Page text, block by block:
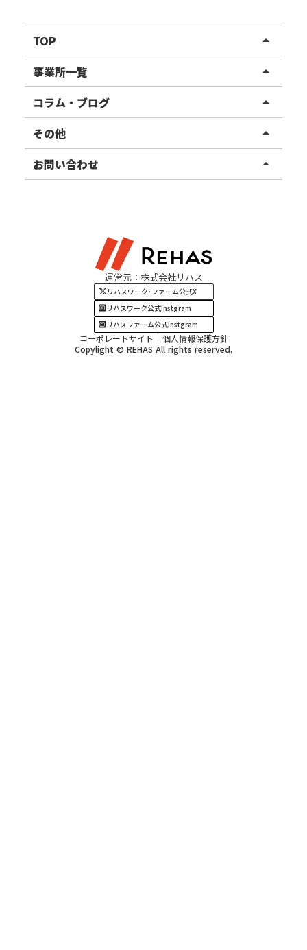
TOP arrow_drop_up
リハスワーク
リハスファーム
事業所一覧 arrow_drop_up
関東エリア
東北エリア
甲信越エリア
四国・九州エリア
コラム・ブログ arrow_drop_up
事業所ブログ
ご利用者様の声
その他 arrow_drop_up
お知らせ
お問い合わせ arrow_drop_up
運営元：株式会社リハス
リハスワーク･ファーム公式X
リハスワーク公式Instgram
リハスファーム公式Instgram
コーポレートサイト
個人情報保護方針
Copylight © REHAS All rights reserved.